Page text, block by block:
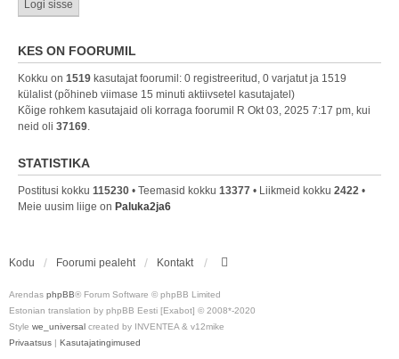
KES ON FOORUMIL
Kokku on 1519 kasutajat foorumil: 0 registreeritud, 0 varjatut ja 1519
külalist (põhineb viimase 15 minuti aktiivsetel kasutajatel)
Kõige rohkem kasutajaid oli korraga foorumil R Okt 03, 2025 7:17 pm, kui
neid oli 37169.
STATISTIKA
Postitusi kokku 115230 • Teemasid kokku 13377 • Liikmeid kokku 2422 •
Meie uusim liige on Paluka2ja6
Kodu Foorumi pealeht Kontakt
Arendas phpBB® Forum Software © phpBB Limited
Estonian translation by phpBB Eesti [Exabot] © 2008*-2020
Style we_universal created by INVENTEA & v12mike
Privaatsus | Kasutajatingimused